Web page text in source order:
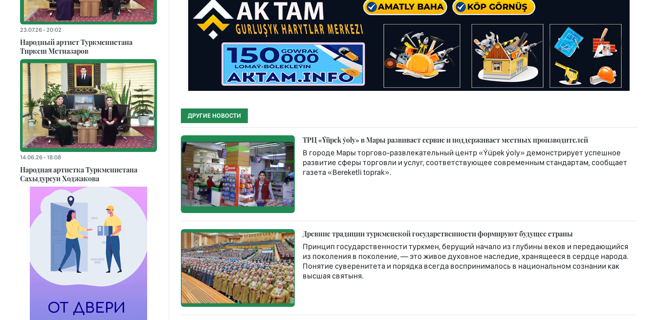
ДРУГИЕ НОВОСТИ
ТРЦ «Ýüpek ýoly» в Мары развивает сервис и поддерживает местных производителей
В городе Мары торгово-развлекательный центр «Ýüpek ýoly» демонстрирует успешное
развитие сферы торговли и услуг, соответствующее современным стандартам, сообщает
газета «Bereketli toprak».
Древние традиции туркменской государственности формируют будущее страны
Принцип государственности туркмен, берущий начало из глубины веков и передающийся
из поколения в поколение, — это живое духовное наследие, хранящееся в сердце народа.
Понятие суверенитета и порядка всегда воспринималось в национальном сознании как
высшая святыня.
23.07.26 - 20:02
Народный артист Туркменистана
Тиркеш Мeтназаров
14.06.26 - 18:08
Народная артистка Туркменистана
Сахыдурсун Ходжакова